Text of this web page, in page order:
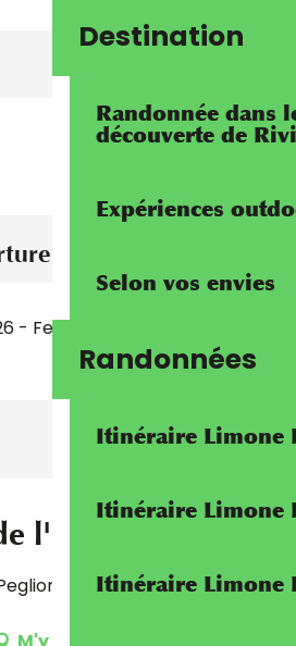
Destination
Randonnée dans
découverte de
Expériences
Selon vos envies
Randonnées
Itinéraire Limone
Itinéraire Limone
Itinéraire Limone
- Fermé le samedi, le
l'Oura
06190 Roquebrune-